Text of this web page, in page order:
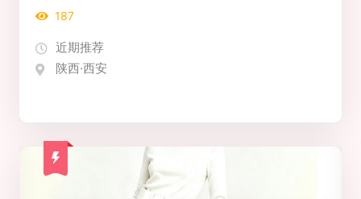
187
近期推荐
陕西·西安